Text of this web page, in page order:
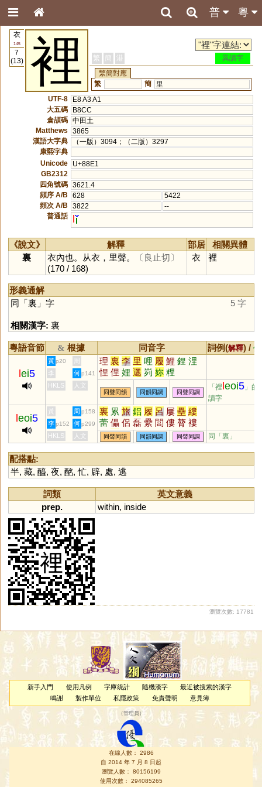
粵
普
衣
145
7
(13)
裡 繁 簡 港
異讀字
繁簡對應
繁
簡
里
UTF-8
E8 A3 A1
大五碼
B8CC
倉頡碼 中田土
Matthews
3865
漢語大字典
（一版）3094；（二版）3297
康熙字典
Unicode
U+88E1
GB2312
四角號碼 3621.4
頻序 A/B
628
5422
頻次 A/B
3822
--
普通話
l
《說文》 解釋 部居
相關異體
裏
衣內也。从衣，里聲。
〔良止切〕
(170 / 168)
衣 裡
形義通解
同「 裏 」字 5 字
相關漢字: 裏
粵語音節 & 根據 同音字 詞例(解釋) /
ei5
黃 p20 周 理 裏 李 里 哩 履 鯉 鋰 浬
悝 俚 娌 邐 峛 妳 粴
李 何 p141
HKLS 人文
同聲同韻 同韻同調 同聲同調
「裡 leoi5 」的
讀字
eoi5
黃 周 p158 裏 累 旅 鋁 履 呂 屢 壘 縷
蕾 儡 侶 磊 纍 閭 僂 膂 褸
漯 耒 儽 穭 誄 蜼 磥 儢 癗
櫑 櫐 藟 灅 蠝 鸓 謱 礨 礌
挔 頛 祣 絽 讄 鑸 梠 郘 絫
李 p152 何 p299
HKLS 人文 同聲同韻 同韻同調 同聲同調 同「裏 」
配搭點:
半, 藏, 醯, 夜, 酩,忙, 辟, 處, 逃
詞類
英文意義
prep.
within, inside
瀏覽次數: 17781
新手入門 使用凡例 字庫統計 隨機漢字
最近被搜索的漢字
鳴謝
製作單位 私隱政策 免責聲明 意見簿
（管理員 ）
在線人數： 2986
自 2014 年 7 月 8 日起
瀏覽人數： 80156199
使用次數： 294085265